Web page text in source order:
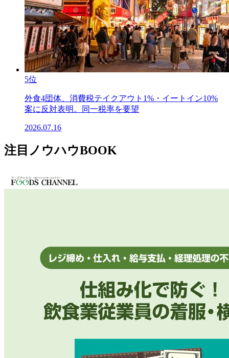
5位
外食4団体、消費税テイクアウト1%・イートイン10%
案に反対表明。同一税率を要望
2026.07.16
注目ノウハウBOOK